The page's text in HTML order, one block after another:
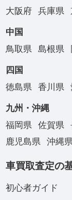
大阪府
兵庫県
中国
鳥取県
島根県
四国
徳島県
香川県
九州・沖縄
福岡県
佐賀県
鹿児島県
沖縄
車買取査定の
初心者ガイド